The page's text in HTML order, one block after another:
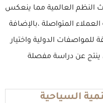
النظم العالمية مما ينعكس
المتواصلة ،بالإضافة
للمواصفات الدولية واختيار
ينتج عن دراسة مفصلة
السياحية